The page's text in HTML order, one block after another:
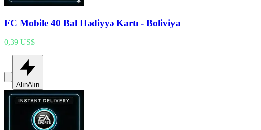
FC Mobile 40 Bal Hədiyyə Kartı - Boliviya
0,39 US$
AlınAlın